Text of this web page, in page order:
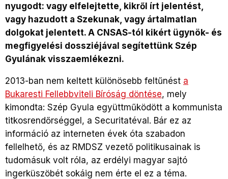
nyugodt: vagy elfelejtette, kikről írt jelentést,
vagy hazudott a Szekunak, vagy ártalmatlan
dolgokat jelentett. A CNSAS-tól kikért ügynök- és
megfigyelési dossziéjával segítettünk Szép
Gyulának visszaemlékezni.
2013-ban nem keltett különösebb feltűnést a
Bukaresti Fellebbviteli Bíróság döntése, mely
kimondta: Szép Gyula együttműködött a kommunista
titkosrendőrséggel, a Securitatéval. Bár ez az
információ az interneten évek óta szabadon
fellelhető, és az RMDSZ vezető politikusainak is
tudomásuk volt róla, az erdélyi magyar sajtó
ingerküszöbét sokáig nem érte el ez a téma.